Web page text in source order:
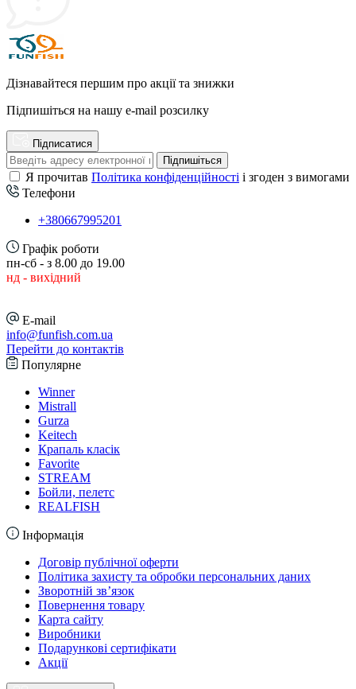
Дізнавайтеся першим про акції та знижки
Підпишіться на нашу e-mail розсилку
Підписатися
Підпишіться
Я прочитав Політика конфіденційності і згоден з вимогами
Телефони
+380667995201
Графік роботи
пн-сб - з 8.00 до 19.00
нд - вихідний
E-mail
info@funfish.com.ua
Перейти до контактів
Популярне
Winner
Mistrall
Gurza
Keitech
Крапаль класік
Favorite
STREAM
Бойли, пелетс
REALFISH
Інформація
Договір публічної оферти
Політика захисту та обробки персональних даних
Зворотній зв’язок
Повернення товару
Карта сайту
Виробники
Подарункові сертифікати
Акції